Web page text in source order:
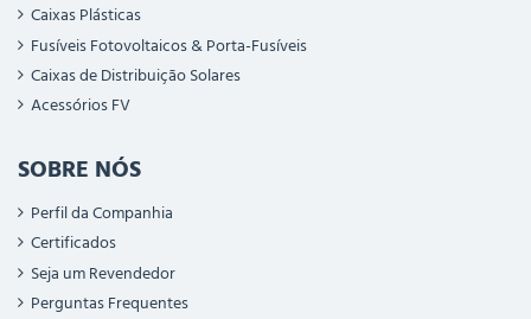
Caixas Plásticas
Fusíveis Fotovoltaicos & Porta-Fusíveis
Caixas de Distribuição Solares
Acessórios FV
SOBRE NÓS
Perfil da Companhia
Certificados
Seja um Revendedor
Perguntas Frequentes